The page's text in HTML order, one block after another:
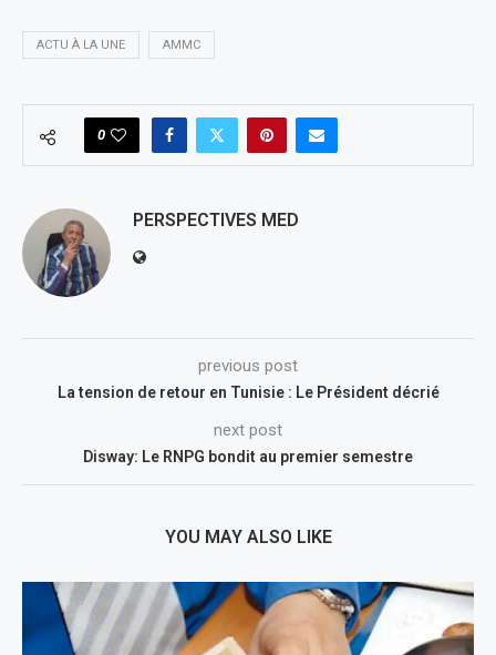
ACTU À LA UNE AMMC
0
PERSPECTIVES MED
previous post
La tension de retour en Tunisie : Le Président décrié
next post
Disway: Le RNPG bondit au premier semestre
YOU MAY ALSO LIKE